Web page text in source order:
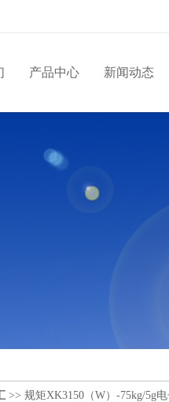
产品中心 新闻动态
>> 规矩XK3150（W）-75kg/5g